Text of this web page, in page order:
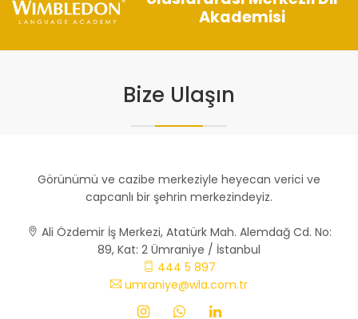
Akademisi
Bize Ulaşın
Görünümü ve cazibe merkeziyle heyecan verici ve
capcanlı bir şehrin merkezindeyiz.
Ali Özdemir İş Merkezi, Atatürk Mah. Alemdağ Cd. No:
89, Kat: 2 Ümraniye / İstanbul
444 5 897
umraniye@wla.com.tr